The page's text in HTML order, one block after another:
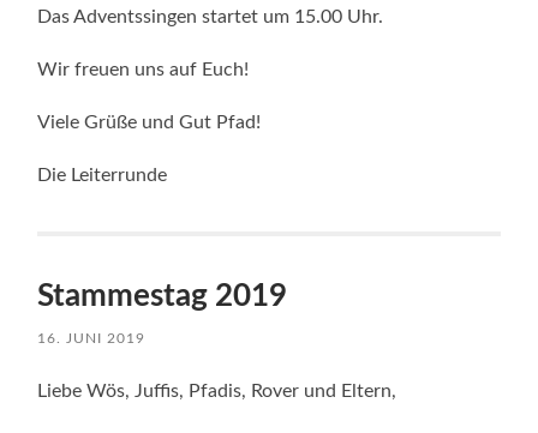
Das Adventssingen startet um 15.00 Uhr.
Wir freuen uns auf Euch!
Viele Grüße und Gut Pfad!
Die Leiterrunde
Stammestag 2019
16. JUNI 2019
Liebe Wös, Juffis, Pfadis, Rover und Eltern,